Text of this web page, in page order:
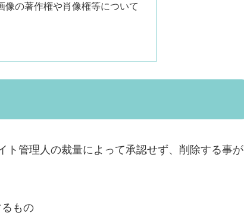
像の著作権や肖像権等について
ト管理人の裁量によって承認せず、削除する事が
もの